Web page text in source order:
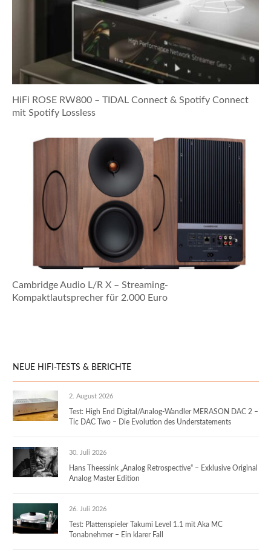
HiFi ROSE RW800 – TIDAL Connect & Spotify Connect
mit Spotify Lossless
Cambridge Audio L/R X – Streaming-
Kompaktlautsprecher für 2.000 Euro
NEUE HIFI-TESTS & BERICHTE
2. August 2026
Test: High End Digital/Analog-Wandler MERASON DAC 2 –
Tic DAC Two – Die Evolution des Understatements
30. Juli 2026
Hans Theessink „Analog Retrospective“ – Exklusive Original
Analog Master Edition
26. Juli 2026
Test: Plattenspieler Takumi Level 1.1 mit Aka MC
Tonabnehmer – Ein klarer Fall